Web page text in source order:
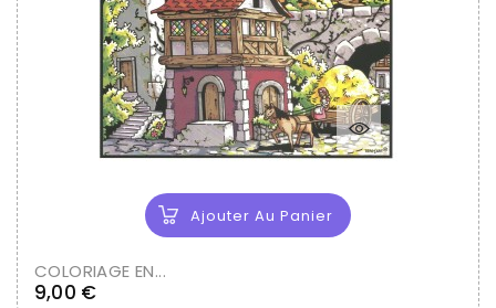
Ajouter Au Panier
COLORIAGE EN...
9,00 €Prix